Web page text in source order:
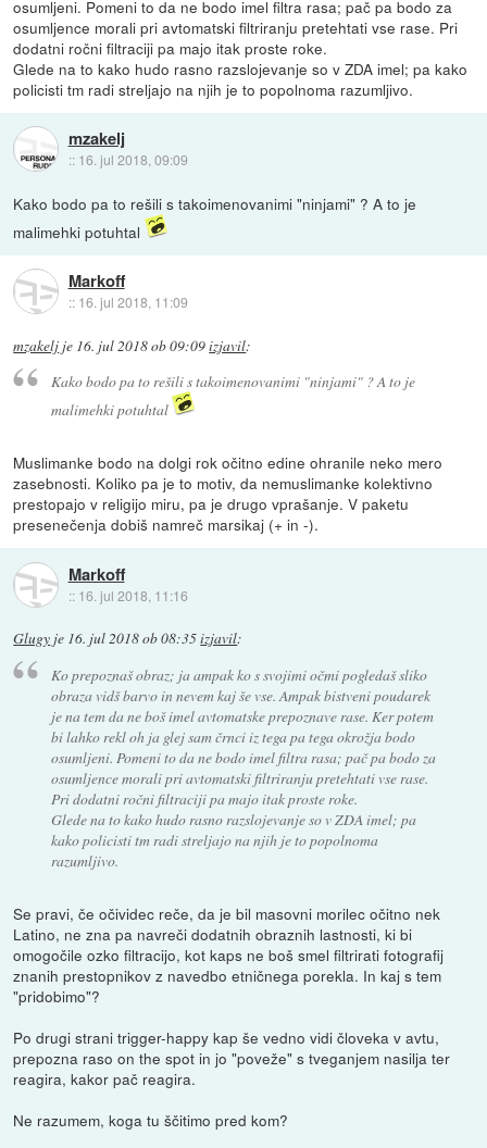
osumljeni. Pomeni to da ne bodo imel filtra rasa; pač pa bodo za
osumljence morali pri avtomatski filtriranju pretehtati vse rase. Pri
dodatni ročni filtraciji pa majo itak proste roke.
Glede na to kako hudo rasno razslojevanje so v ZDA imel; pa kako
policisti tm radi streljajo na njih je to popolnoma razumljivo.
mzakelj
:: 16. jul 2018, 09:09
Kako bodo pa to rešili s takoimenovanimi "ninjami" ? A to je
malimehki potuhtal
Markoff
:: 16. jul 2018, 11:09
mzakelj je 16. jul 2018 ob 09:09izjavil:
Kako bodo pa to rešili s takoimenovanimi "ninjami" ? A to je
malimehki potuhtal
Muslimanke bodo na dolgi rok očitno edine ohranile neko mero
zasebnosti. Koliko pa je to motiv, da nemuslimanke kolektivno
prestopajo v religijo miru, pa je drugo vprašanje. V paketu
presenečenja dobiš namreč marsikaj (+ in -).
Markoff
:: 16. jul 2018, 11:16
Glugy je 16. jul 2018 ob 08:35izjavil:
Ko prepoznaš obraz; ja ampak ko s svojimi očmi pogledaš sliko
obraza vidš barvo in nevem kaj še vse. Ampak bistveni poudarek
je na tem da ne boš imel avtomatske prepoznave rase. Ker potem
bi lahko rekl oh ja glej sam črnci iz tega pa tega okrožja bodo
osumljeni. Pomeni to da ne bodo imel filtra rasa; pač pa bodo za
osumljence morali pri avtomatski filtriranju pretehtati vse rase.
Pri dodatni ročni filtraciji pa majo itak proste roke.
Glede na to kako hudo rasno razslojevanje so v ZDA imel; pa
kako policisti tm radi streljajo na njih je to popolnoma
razumljivo.
Se pravi, če očividec reče, da je bil masovni morilec očitno nek
Latino, ne zna pa navreči dodatnih obraznih lastnosti, ki bi
omogočile ozko filtracijo, kot kaps ne boš smel filtrirati fotografij
znanih prestopnikov z navedbo etničnega porekla. In kaj s tem
"pridobimo"?
Po drugi strani trigger-happy kap še vedno vidi človeka v avtu,
prepozna raso on the spot in jo "poveže" s tveganjem nasilja ter
reagira, kakor pač reagira.
Ne razumem, koga tu ščitimo pred kom?